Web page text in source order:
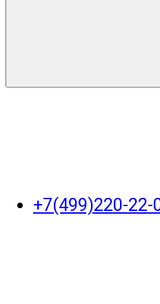
+7(499)220-22-